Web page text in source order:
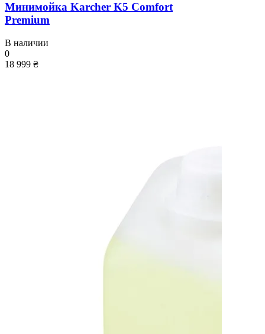
Минимойка Karcher K5 Comfort
Premium
В наличии
0
18 999 ₴